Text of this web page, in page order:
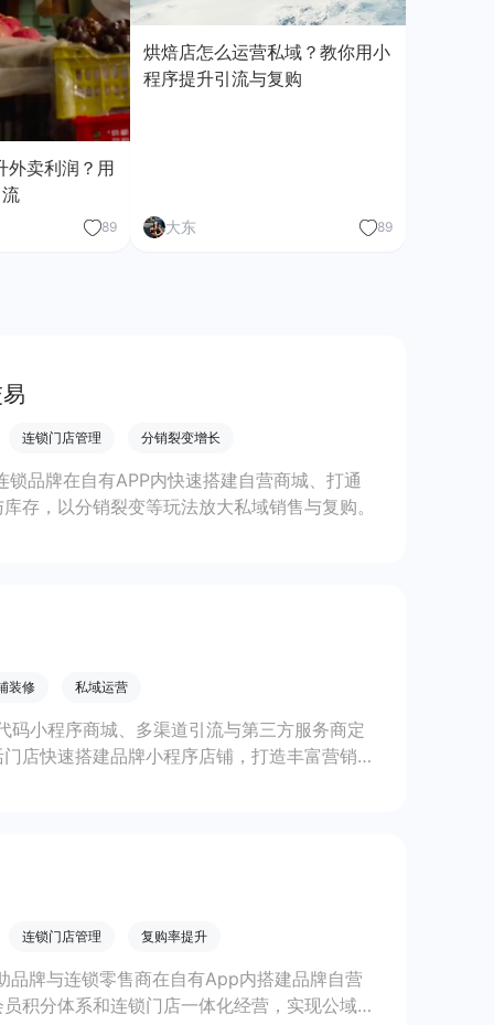
外卖利润？用
89
烘焙店怎么运营私域？教你用小
程序提升引流与复购
大东 89
连锁门店管理 分销裂变增长
品牌在自有APP内快速搭建自营商城、打通
存，以分销裂变等玩法放大私域销售与复购。
装修 私域运营
小程序商城、多渠道引流与第三方服务商定
店快速搭建品牌小程序店铺，打造丰富营销与
连锁门店管理 复购率提升
牌与连锁零售商在自有App内搭建品牌自营
积分体系和连锁门店一体化经营，实现公域引